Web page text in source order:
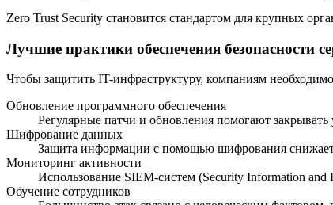
Zero Trust Security становится стандартом для крупных
Лучшие практики обеспечения безопасности
Чтобы защитить IT-инфраструктуру, компаниям
Обновление программного обеспечения
Регулярные патчи и обновления помогают закрывать
Шифрование данных
Защита информации с помощью шифрования снижает
Мониторинг активности
Использование SIEM-систем (Security Information and
Обучение сотрудников